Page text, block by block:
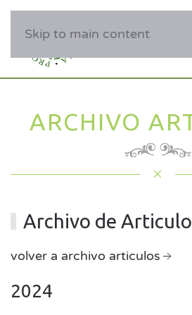
Skip to main content
ARCHIVO
Archivo de
volver a archivo articulos
2024